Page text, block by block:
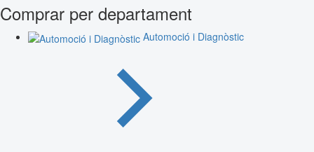
Comprar per departament
Automoció i Diagnòstic